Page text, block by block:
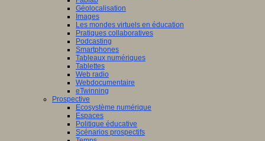
Géolocalisation
Images
Les mondes virtuels en éducation
Pratiques collaboratives
Podcasting
Smartphones
Tableaux numériques
Tablettes
Web radio
Webdocumentaire
eTwinning
Prospective
Ecosystème numérique
Espaces
Politique éducative
Scénarios prospectifs